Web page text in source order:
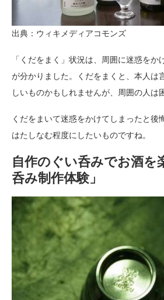
出典：ウィキメディアコモンズ
「くだをまく」状況は、周囲に迷惑をか
が分かりました。くだをまくと、本人は
しいものかもしれませんが、周囲の人は
くだをまいて迷惑をかけてしまったと後
はたしなむ程度にしたいものですね。
自作のぐい呑みでお酒を
呑み制作体験」